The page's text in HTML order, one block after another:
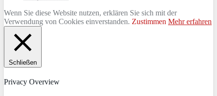
Wenn Sie diese Website nutzen, erklären Sie sich mit der
Verwendung von Cookies einverstanden. Zustimmen Mehr erfahren
Schließen
Privacy Overview